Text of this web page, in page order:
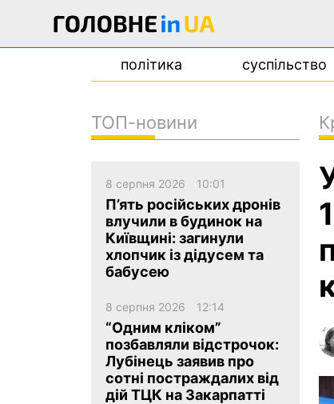
політика суспільство
ТОП-новини
8 серпня 2026 10:01
П’ять російських дронів
влучили в будинок на
Київщині: загинули
хлопчик із дідусем та
бабусею
8 серпня 2026 12:14
“Одним кліком”
позбавляли відстрочок:
Лубінець заявив про
сотні постраждалих від
дій ТЦК на Закарпатті